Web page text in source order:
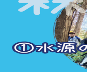
保全アク
調査レポ
調査結果
ふくおか
マッチン
掲載申し
お問合せ